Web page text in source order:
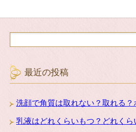
最近の投稿
洗顔で角質は取れない？取れる？
乳液はどれくらいもつ？どれくら